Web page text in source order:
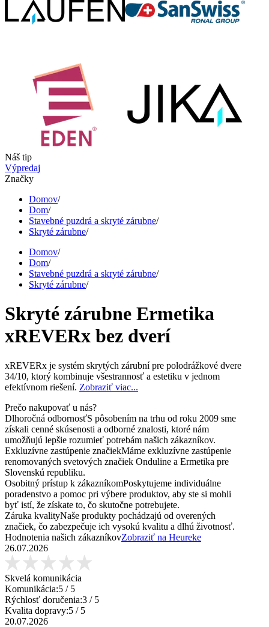
Náš tip
Výpredaj
Značky
Domov/
Dom/
Stavebné puzdrá a skryté zárubne/
Skryté zárubne/
Domov/
Dom/
Stavebné puzdrá a skryté zárubne/
Skryté zárubne/
Skryté zárubne Ermetika
xREVERx bez dverí
xREVERx je systém skrytých zárubní pre polodrážkové dvere
34/10, ktorý kombinuje všestrannosť a estetiku v jednom
efektívnom riešení. Zobraziť viac...
Prečo nakupovať u nás?
Dlhoročná odbornosťS pôsobením na trhu od roku 2009 sme
získali cenné skúsenosti a odborné znalosti, ktoré nám
umožňujú lepšie rozumieť potrebám našich zákazníkov.
Exkluzívne zastúpenie značiekMáme exkluzívne zastúpenie
renomovaných svetových značiek Onduline a Ermetika pre
Slovenskú republiku.
Osobitný prístup k zákazníkomPoskytujeme individuálne
poradenstvo a pomoc pri výbere produktov, aby ste si mohli
byť istí, že získate to, čo skutočne potrebujete.
Záruka kvalityNaše produkty pochádzajú od overených
značiek, čo zabezpečuje ich vysokú kvalitu a dlhú životnosť.
Hodnotenia našich zákazníkovZobraziť na Heureke
26.07.2026
Skvelá komunikácia
Komunikácia:5 / 5
Rýchlosť doručenia:3 / 5
Kvalita dopravy:5 / 5
20.07.2026